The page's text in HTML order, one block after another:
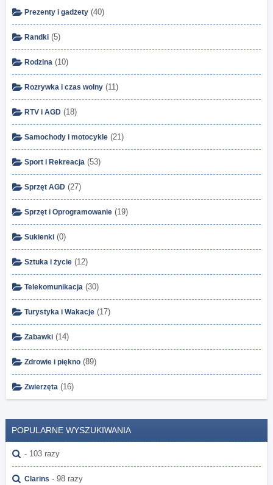
Prezenty i gadżety (40)
Randki (5)
Rodzina (10)
Rozrywka i czas wolny (11)
RTV i AGD (18)
Samochody i motocykle (21)
Sport i Rekreacja (53)
Sprzęt AGD (27)
Sprzęt i Oprogramowanie (19)
Sukienki (0)
Sztuka i życie (12)
Telekomunikacja (30)
Turystyka i Wakacje (17)
Zabawki (14)
Zdrowie i piękno (89)
Zwierzęta (16)
POPULARNE WYSZUKIWANIA
- 103 razy
Clarins - 98 razy